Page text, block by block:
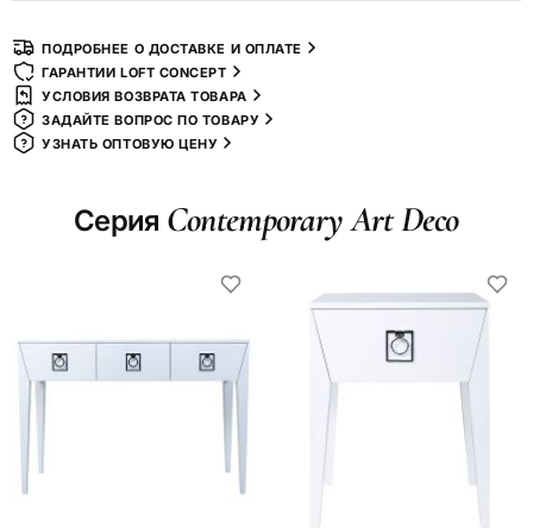
ПОДРОБНЕЕ О ДОСТАВКЕ И ОПЛАТЕ
ГАРАНТИИ LOFT CONCEPT
УСЛОВИЯ ВОЗВРАТА ТОВАРА
ЗАДАЙТЕ ВОПРОС ПО ТОВАРУ
УЗНАТЬ ОПТОВУЮ ЦЕНУ
Серия Сontemporary Art Deco